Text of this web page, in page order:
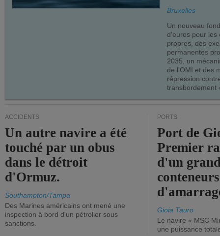
Bruxelles
Un nouveau
d'euros pour les
propres, des
permanentes
2035, un
de l'OMI et des
répression
transbordement
ACCIDENTS
Un autre navire a été
touché par un obus
dans le détroit
d'Ormuz.
Southampton/Tampa
Des Marines américains ont mené une
inspection à bord d'un pétrolier sous
sanctions.
PORTS
Port de
Premier
d'un
Gioia Tauro
Le navire « MSC
une puissance